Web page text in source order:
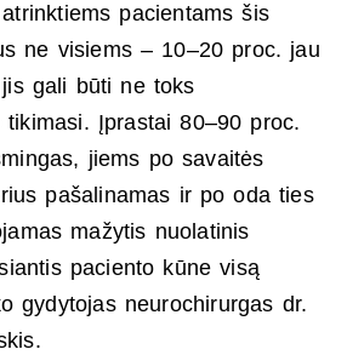
pacientams šis
ne visiems – 10–20 proc. jau
gali būti ne toks
Įprastai 80–90 proc.
jiems po savaitės
pašalinamas ir po oda ties
mažytis nuolatinis
paciento kūne visą
gydytojas neurochirurgas dr.